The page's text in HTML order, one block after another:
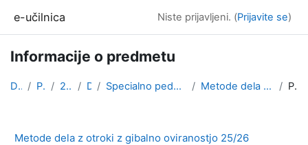
e-učilnica Niste prijavljeni. (Prijavite se)
Informacije o predmetu
Domov Predmeti 2025/2026 Drugo Specialno pedagoško izpopolnjevanje za učitelje ot... Metode dela z otroki z gibalno oviranostjo 25/26 Povzetek
Metode dela z otroki z gibalno oviranostjo 25/26